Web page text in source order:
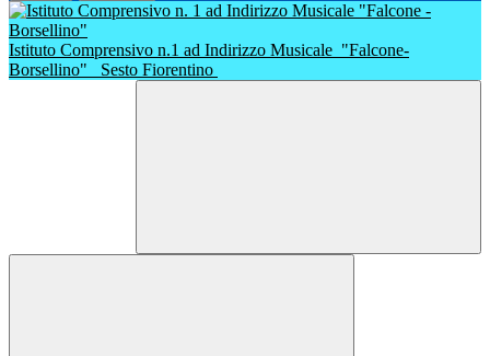
Istituto Comprensivo n.1 ad Indirizzo Musicale "Falcone-
Borsellino"
Sesto Fiorentino